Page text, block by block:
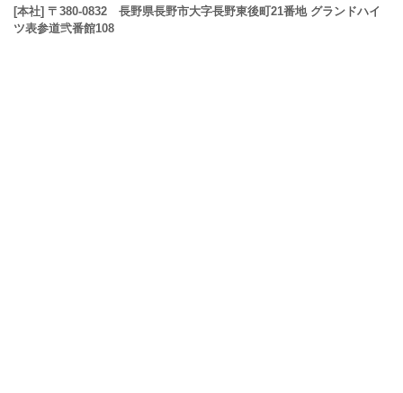
[本社] 〒380-0832 長野県長野市大字長野東後町21番地 グランドハイ
ツ表参道弐番館108